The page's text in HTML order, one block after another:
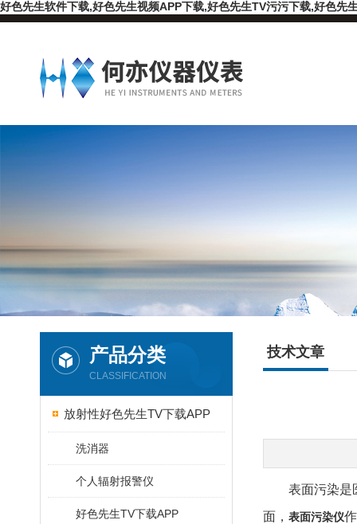
好色先生软件下载,好色先生视频APP下载,好色先生TV污污下载,好色先
产品分类
CLASSIFICATION
放射性好色先生TV下载APP
洗消器
个人辐射报警仪
好色先生TV下载APP
技术文章
表面污染是医疗
面， 表面污染仪